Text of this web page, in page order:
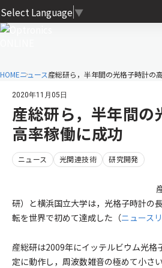
Select Language ▼
HOMEニュース産総研ら，半年間の光格子時計の
2020年11月05日
産総研ら，半年間の
高率稼働に成功
ニュース 光関連技術 研究開発
研）と横浜国立大学は，光格子時計の
転を世界で初めて達成した（ニュース
産総研は2009年にイッテルビウム光格
定に動作し，周波数雑音の極めて小さ